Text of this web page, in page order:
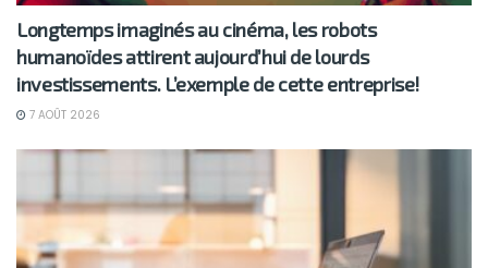
Longtemps imaginés au cinéma, les robots
humanoïdes attirent aujourd’hui de lourds
investissements. L’exemple de cette entreprise!
7 AOÛT 2026